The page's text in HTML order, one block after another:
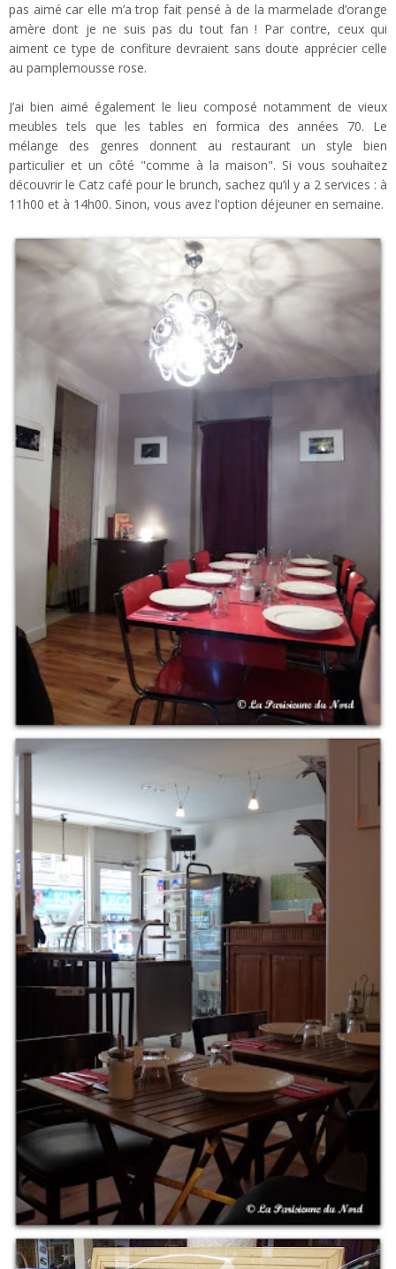
pas aimé car elle m’a trop fait pensé à de la marmelade d’orange
amère dont je ne suis pas du tout fan ! Par contre, ceux qui
aiment ce type de confiture devraient sans doute apprécier celle
au pamplemousse rose.
J’ai bien aimé également le lieu composé notamment de vieux
meubles tels que les tables en formica des années 70. Le
mélange des genres donnent au restaurant un style bien
particulier et un côté "comme à la maison". Si vous souhaitez
découvrir le Catz café pour le brunch, sachez qu’il y a 2 services : à
11h00 et à 14h00. Sinon, vous avez l'option déjeuner en semaine.